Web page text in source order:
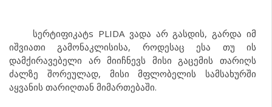
სერტიფიკატs PLIDA ვადა არ გასდის, გარდა იმ
იშვიათი გამონაკლისისა, როდესაც ესა თუ ის
დამქირავებელი არ მიიჩნევს მისი გაცემის თარიღს
ძალზე შორეულად, მისი მფლობელის სამსახურში
აყვანის თარიღთან მიმართებაში.